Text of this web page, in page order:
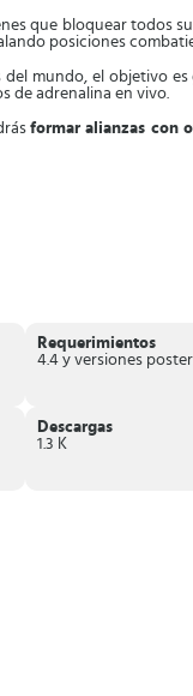
que bloquear todos
posiciones
mundo, el objetivo
de adrenalina en vivo.
formar alianzas con
estrellas de la WWE
Requerimientos
Descargas
1.3 K